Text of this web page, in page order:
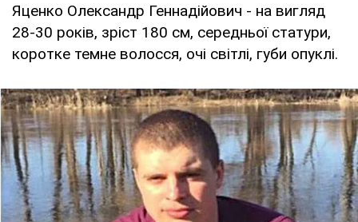
Яценко Олександр Геннадійович - на вигляд
28-30 років, зріст 180 см, середньої статури,
коротке темне волосся, очі світлі, губи опуклі.